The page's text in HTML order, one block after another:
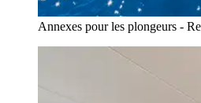
Annexes pour les plongeurs -